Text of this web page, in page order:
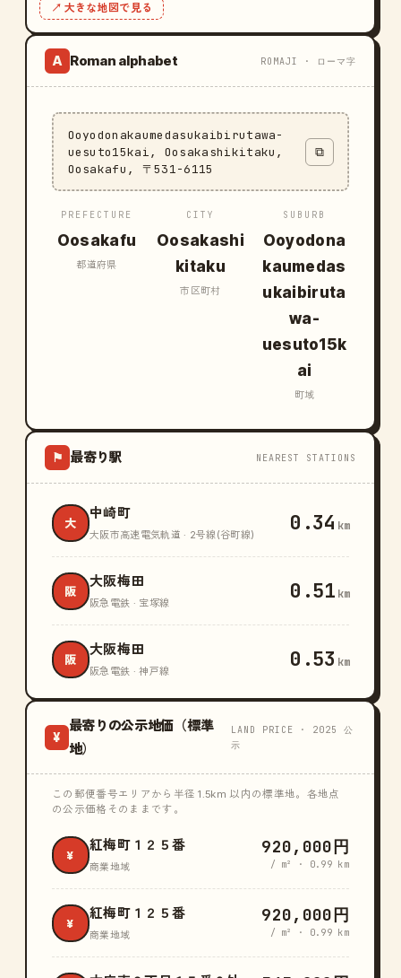
↗ 大きな地図で見る
A Roman alphabet ROMAJI · ローマ字
Ooyodonakaumedasukaibirutawa-
uesuto15kai, Oosakashikitaku,
Oosakafu, 〒531-6115
⧉
PREFECTURE
Oosakafu
都道府県
CITY
Oosakashi
kitaku
市区町村
SUBURB
Ooyodona
kaumedas
ukaibiruta
wa-
uesuto15k
ai
町域
⚑ 最寄り駅 NEAREST STATIONS
大
中崎町
大阪市高速電気軌道 · 2号線(谷町線) 0.34 km
阪
大阪梅田
阪急電鉄 · 宝塚線 0.51 km
阪
大阪梅田
阪急電鉄 · 神戸線 0.53 km
¥
最寄りの公示地価（標準
地）
LAND PRICE · 2025 公
示
この郵便番号エリアから半径 1.5km 以内の標準地。各地点
の公示価格そのままです。
¥
紅梅町１２５番
商業地域
920,000円
/ m² · 0.99 km
¥
紅梅町１２５番
商業地域
920,000円
/ m² · 0.99 km